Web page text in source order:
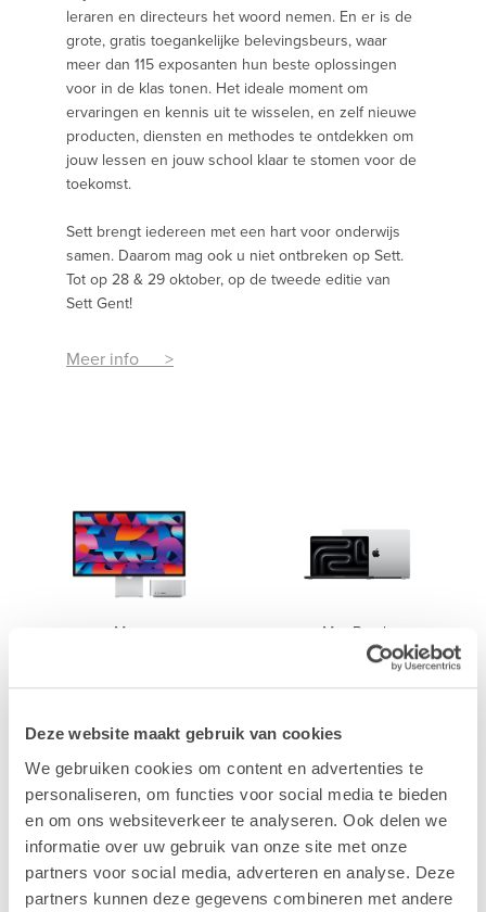
Deze website maakt gebruik van cookies
We gebruiken cookies om content en advertenties te
personaliseren, om functies voor social media te bieden
en om ons websiteverkeer te analyseren. Ook delen we
informatie over uw gebruik van onze site met onze
partners voor social media, adverteren en analyse. Deze
partners kunnen deze gegevens combineren met andere
leraren en directeurs het woord nemen. En er is de
grote, gratis toegankelijke belevingsbeurs, waar
meer dan 115 exposanten hun beste oplossingen
voor in de klas tonen. Het ideale moment om
ervaringen en kennis uit te wisselen, en zelf nieuwe
producten, diensten en methodes te ontdekken om
jouw lessen en jouw school klaar te stomen voor de
toekomst.
Sett brengt iedereen met een hart voor onderwijs
samen. Daarom mag ook u niet ontbreken op Sett.
Tot op 28 & 29 oktober, op de tweede editie van
Sett Gent!
Meer info >
Mac MacBook
iPhone iPad